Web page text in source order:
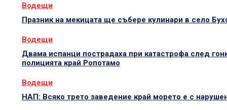
Водещи
Празник на мекицата ще събере кулинари в село
Водещи
Двама испанци пострадаха при катастрофа след
полицията край Ропотамо
Водещи
НАП: Всяко трето заведение край морето е с